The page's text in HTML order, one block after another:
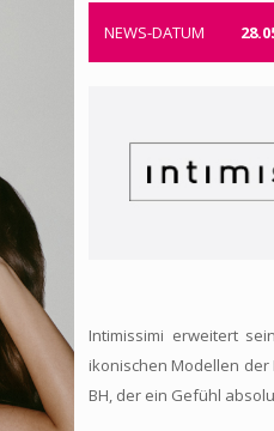
NEWS-DATUM
Intimissimi erweitert
ikonischen Modellen der
BH, der ein Gefühl